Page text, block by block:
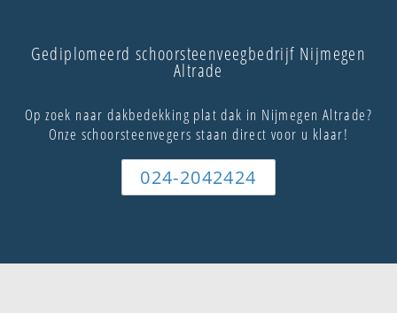
Gediplomeerd schoorsteenveegbedrijf Nijmegen
Altrade
Op zoek naar dakbedekking plat dak in Nijmegen Altrade?
Onze schoorsteenvegers staan direct voor u klaar!
024-2042424